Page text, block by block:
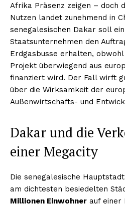
Afrika Präsenz zeigen – doch
Nutzen landet zunehmend in
senegalesischen Dakar soll
Staatsunternehmen den
Erdgasbusse erhalten,
Projekt überwiegend aus
finanziert wird. Der Fall wirft
über die Wirksamkeit der
Außenwirtschafts- und
Dakar und die
einer Megacity
Die senegalesische
am dichtesten besiedelten
Millionen Einwohner auf einer